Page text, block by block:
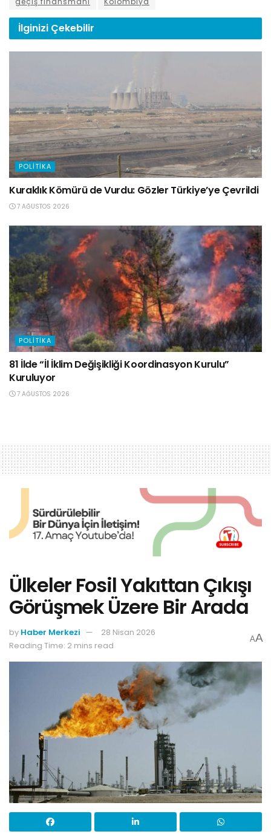
İlginizi Çekebilir
POLITIKA
Kuraklık Kömürü de Vurdu: Gözler Türkiye’ye Çevrildi
7 AĞUSTOS 2026
POLITIKA
81 İlde “İl İklim Değişikliği Koordinasyon Kurulu”
Kuruluyor
7 AĞUSTOS 2026
Ülkeler Fosil Yakıttan Çıkışı
Görüşmek Üzere Bir Arada
by Haber Merkezi
28 Nisan 2026
Reading Time: 2 mins read
AA